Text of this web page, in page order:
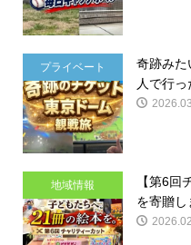
プライベート
奇跡みた
人で行
地域情報
【第6回
を寄贈し